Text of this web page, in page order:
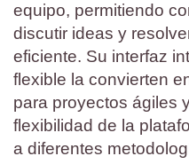
equipo, permitiendo
discutir ideas y
eficiente. Su interfaz
flexible la convierten
para proyectos ágiles
flexibilidad de la
a diferentes